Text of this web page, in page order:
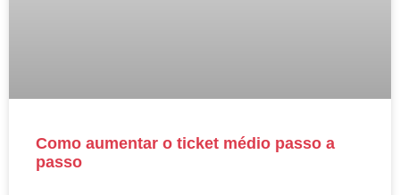
Como aumentar o ticket médio passo a
passo